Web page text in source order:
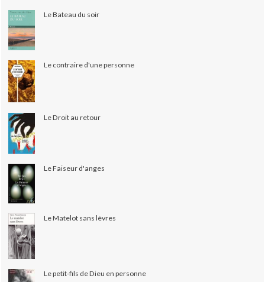
Le Bateau du soir
Le contraire d'une personne
Le Droit au retour
Le Faiseur d'anges
Le Matelot sans lèvres
Le petit-fils de Dieu en personne